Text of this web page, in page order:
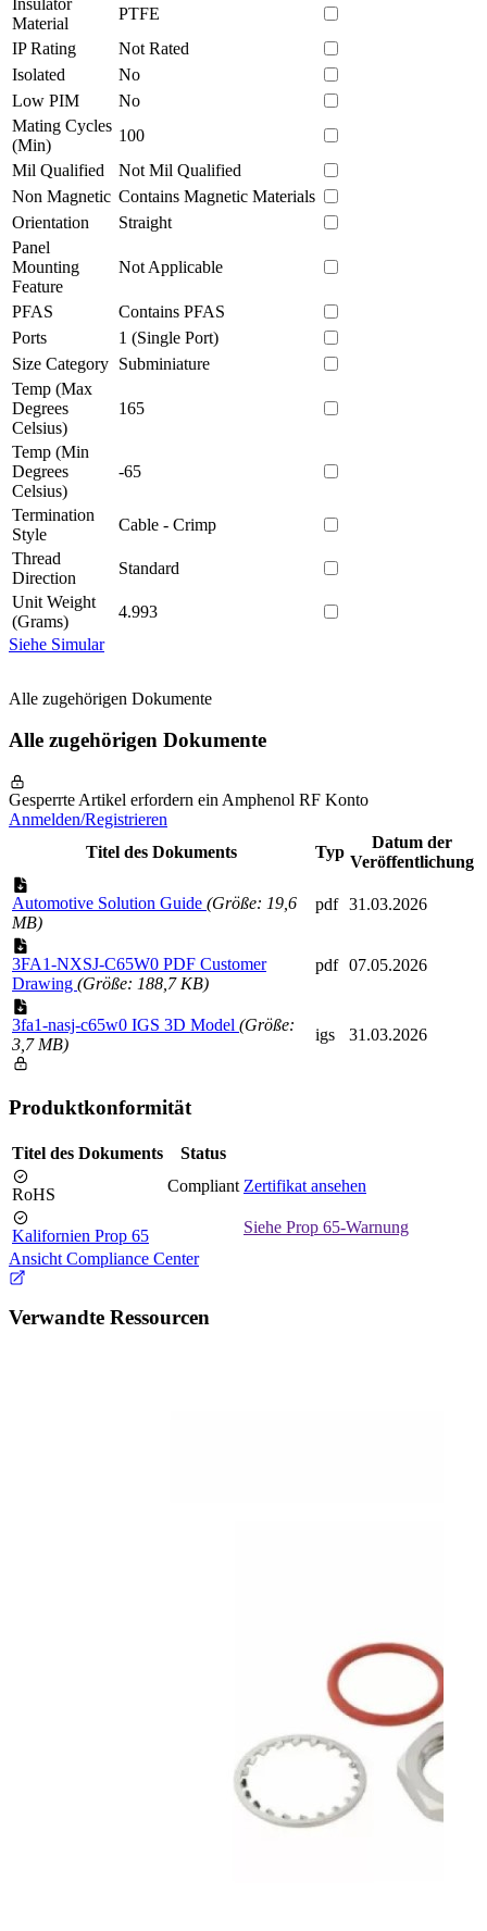
Material
PTFE
IP Rating
Not Rated
Isolated
No
Low PIM
No
Mating Cycles
(Min)
100
Mil Qualified
Not Mil Qualified
Non Magnetic Contains Magnetic Materials
Orientation
Straight
Panel
Mounting
Feature
Not Applicable
PFAS
Contains PFAS
Ports
1 (Single Port)
Size Category Subminiature
Temp (Max
Degrees
Celsius)
165
Temp (Min
Degrees
Celsius)
-65
Termination
Style
Cable - Crimp
Thread
Direction
Standard
Unit Weight
(Grams)
4.993
Siehe Simular
Alle zugehörigen Dokumente
Alle zugehörigen Dokumente
Gesperrte Artikel erfordern ein Amphenol RF Konto
Anmelden/Registrieren
Titel des Dokuments
Typ
Datum der
Veröffentlichung
Automotive Solution Guide (Größe: 19,6
MB)
pdf 31.03.2026
3FA1-NXSJ-C65W0 PDF Customer
Drawing (Größe: 188,7 KB)
pdf 07.05.2026
3fa1-nasj-c65w0 IGS 3D Model (Größe:
3,7 MB)
igs 31.03.2026
Produktkonformität
Titel des Dokuments Status
RoHS Compliant Zertifikat ansehen
Kalifornien Prop 65
Siehe Prop 65-Warnung
Ansicht Compliance Center
Verwandte Ressourcen